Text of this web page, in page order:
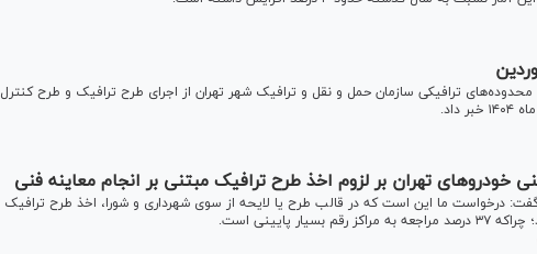
ترافیکی سازمان حمل و نقل و ترافیک شهر تهران از اجرای طرح ترافیک و طرح کنترل
خودروهای تهران بر لزوم اخذ طرح ترافیک مبتنی بر انجام معاینه فنی
درخواست ما این است که در قالب طرح یا لایحه از سوی شهرداری و شورا، اخذ طرح ترافیک
پایینی است.